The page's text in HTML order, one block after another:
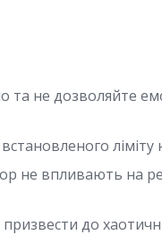
та не дозволяйте
ліміту
не впливають на
призвести до